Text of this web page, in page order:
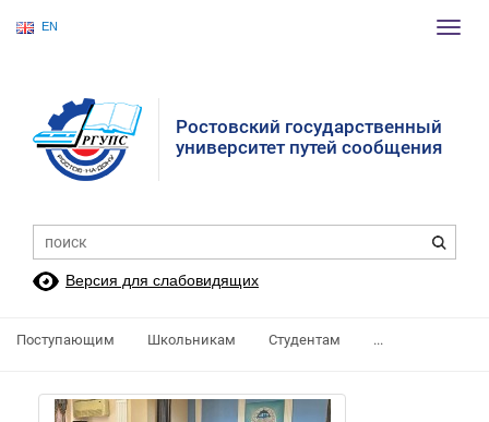
EN
Ростовский государственный
университет путей сообщения
Версия для слабовидящих
Поступающим Школьникам Студентам ...